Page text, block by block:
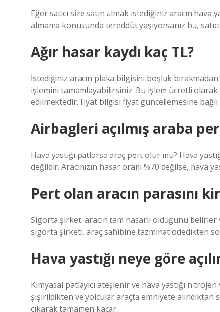
Eğer satıcı size satın almak istediğiniz aracın hava
almama konusunda tereddüt yaşıyorsanız bu,
Ağır hasar kaydı kaç TL?
İstediğiniz aracın plaka bilgisini boşluk
işlemini tamamlayabilirsiniz. Bu işlem ücretli
edilmektedir. Fiyat bilgisi fiyat güncellemesine
Airbagleri açılmış araba
Hava yastığı patlarsa araç pert olur mu? Hava
değildir. Aracınızın hasar oranı %70 değilse, hava
Pert olan aracın parasını
Sigorta şirketi aracın tam hasarlı olduğunu
sigorta şirketi, araç sahibine tazminat ödedikten
Hava yastığı neye göre
Kimyasal patlayıcı ateşlenir ve hava yastığı
şişirildikten ve yolcular araçta emniyete alındıktan
çıkarak tamamen kaçar.